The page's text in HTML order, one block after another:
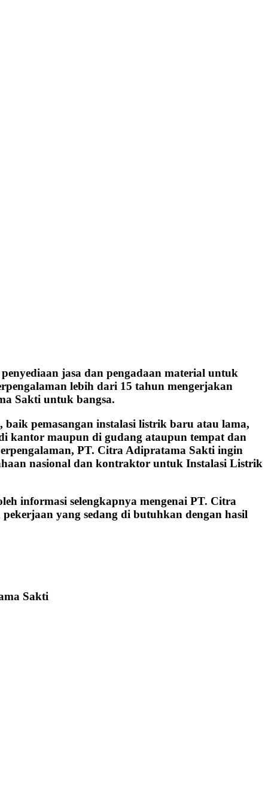
jasa dan pengadaan material untuk
lebih dari 15 tahun mengerjakan
Sakti untuk bangsa.
pemasangan instalasi listrik baru atau lama,
kantor maupun di gudang ataupun tempat dan
PT. Citra Adipratama Sakti ingin
nasional dan kontraktor untuk Instalasi Listrik
informasi selengkapnya mengenai PT. Citra
yang sedang di butuhkan dengan hasil
Sakti